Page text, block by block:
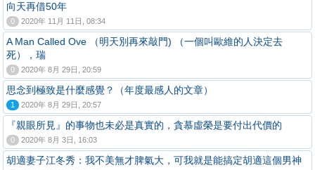
向天再借50年
0 2020年 11月 11日, 08:34
A Man Called Ove （明天別再來敲門) （一個叫歐維的人決定去
死），瑞
0 2020年 8月 29日, 20:59
思念到極致是什麼感覺？（年度最感人的文章）
1 2020年 8月 29日, 20:57
『親眼所見』的事物也未必是真實的，貪慕虛榮是要付出代價的
0 2020年 8月 3日, 16:03
胡適妻子江冬秀：我不美無才脾氣大，可我就是能搞定胡適這個男神